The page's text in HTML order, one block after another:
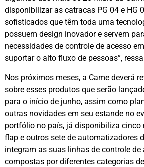
disponibilizar as catracas PG 04 e HG
sofisticados que têm toda uma
possuem design inovador e servem
necessidades de controle de acesso
suportar o alto fluxo de pessoas”,
Nos próximos meses, a Came deverá
sobre esses produtos que serão
para o início de junho, assim como
outras novidades em seu estande no
portfólio no país, já disponibiliza cinco
flap e outros sete de automatizadores
integram as suas linhas de controle de
compostas por diferentes categorias